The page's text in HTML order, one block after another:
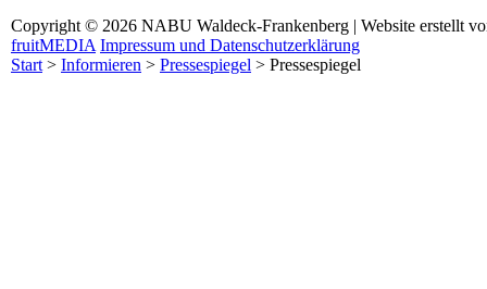
Copyright © 2026 NABU Waldeck-Frankenberg | Website erstellt
fruitMEDIA Impressum und Datenschutzerklärung
Start> Informieren > Pressespiegel > Pressespiegel